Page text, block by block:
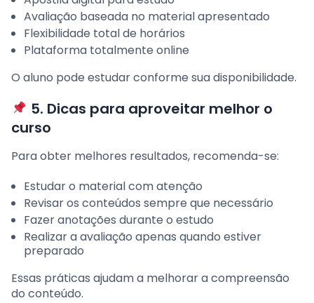
Avaliação baseada no material apresentado
Flexibilidade total de horários
Plataforma totalmente online
O aluno pode estudar conforme sua disponibilidade.
5. Dicas para aproveitar melhor o
curso
Para obter melhores resultados, recomenda-se:
Estudar o material com atenção
Revisar os conteúdos sempre que necessário
Fazer anotações durante o estudo
Realizar a avaliação apenas quando estiver
preparado
Essas práticas ajudam a melhorar a compreensão
do conteúdo.